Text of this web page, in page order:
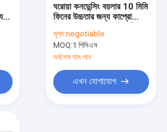
ঘরোয়া কনডেন্সিং বয়লার 10 মিমি
ফিনের উচ্চতার জন্য কাপ্রো
মূল্য:negotiable
MOQ:1 পিসিএস
সর্বশেষ দাম পান
এখন যোগাযোগ